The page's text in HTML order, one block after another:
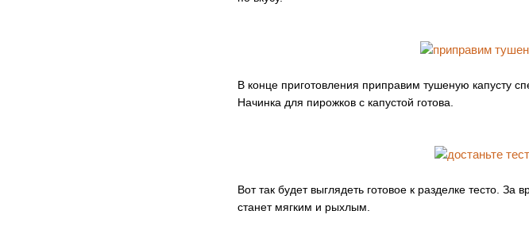
В конце приготовления приправим тушеную капусту
Начинка для пирожков с капустой готова.
Вот так будет выглядеть готовое к разделке тесто.
станет мягким и рыхлым.